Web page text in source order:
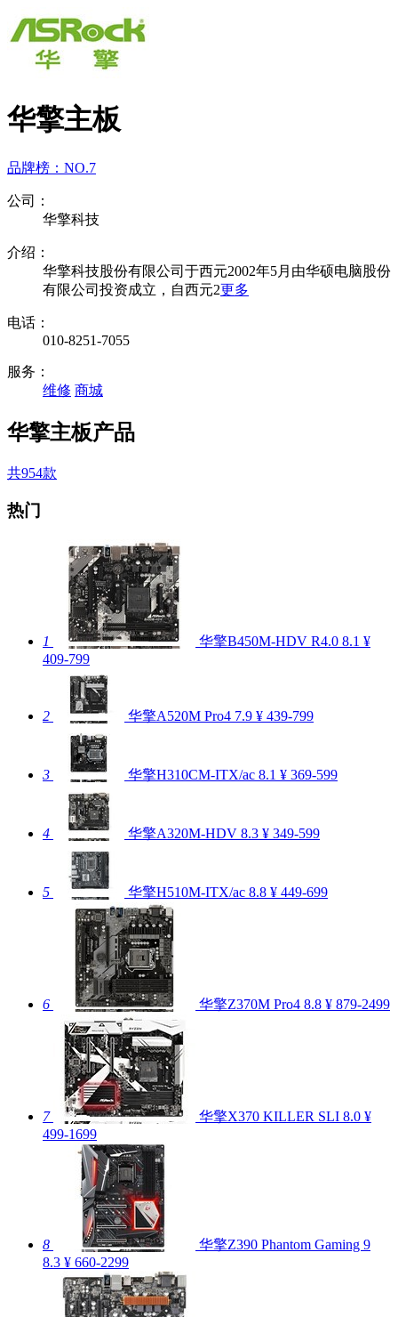
华擎主板
品牌榜： NO.7
公司：
华擎科技
介绍：
华擎科技股份有限公司于西元2002年5月由华硕电脑股份
有限公司投资成立，自西元2更多
电话：
010-8251-7055
服务：
维修 商城
华擎主板产品
共954款
热门
1 华擎B450M-HDV R4.0 8.1 ¥
409-799
2 华擎A520M Pro4 7.9 ¥ 439-799
3 华擎H310CM-ITX/ac 8.1 ¥ 369-599
4 华擎A320M-HDV 8.3 ¥ 349-599
5 华擎H510M-ITX/ac 8.8 ¥ 449-699
6 华擎Z370M Pro4 8.8 ¥ 879-2499
7 华擎X370 KILLER SLI 8.0 ¥
499-1699
8
华擎Z390 Phantom Gaming 9
8.3 ¥ 660-2299